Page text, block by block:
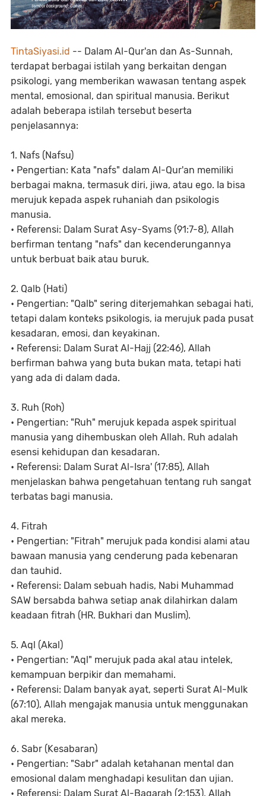
TintaSiyasi.id -- Dalam Al-Qur'an dan As-Sunnah,
terdapat berbagai istilah yang berkaitan dengan
psikologi, yang memberikan wawasan tentang aspek
mental, emosional, dan spiritual manusia. Berikut
adalah beberapa istilah tersebut beserta
penjelasannya:
1. Nafs (Nafsu)
• Pengertian: Kata "nafs" dalam Al-Qur'an memiliki
berbagai makna, termasuk diri, jiwa, atau ego. Ia bisa
merujuk kepada aspek ruhaniah dan psikologis
manusia.
• Referensi: Dalam Surat Asy-Syams (91:7-8), Allah
berfirman tentang "nafs" dan kecenderungannya
untuk berbuat baik atau buruk.
2. Qalb (Hati)
• Pengertian: "Qalb" sering diterjemahkan sebagai hati,
tetapi dalam konteks psikologis, ia merujuk pada pusat
kesadaran, emosi, dan keyakinan.
• Referensi: Dalam Surat Al-Hajj (22:46), Allah
berfirman bahwa yang buta bukan mata, tetapi hati
yang ada di dalam dada.
3. Ruh (Roh)
• Pengertian: "Ruh" merujuk kepada aspek spiritual
manusia yang dihembuskan oleh Allah. Ruh adalah
esensi kehidupan dan kesadaran.
• Referensi: Dalam Surat Al-Isra' (17:85), Allah
menjelaskan bahwa pengetahuan tentang ruh sangat
terbatas bagi manusia.
4. Fitrah
• Pengertian: "Fitrah" merujuk pada kondisi alami atau
bawaan manusia yang cenderung pada kebenaran
dan tauhid.
• Referensi: Dalam sebuah hadis, Nabi Muhammad
SAW bersabda bahwa setiap anak dilahirkan dalam
keadaan fitrah (HR. Bukhari dan Muslim).
5. Aql (Akal)
• Pengertian: "Aql" merujuk pada akal atau intelek,
kemampuan berpikir dan memahami.
• Referensi: Dalam banyak ayat, seperti Surat Al-Mulk
(67:10), Allah mengajak manusia untuk menggunakan
akal mereka.
6. Sabr (Kesabaran)
• Pengertian: "Sabr" adalah ketahanan mental dan
emosional dalam menghadapi kesulitan dan ujian.
• Referensi: Dalam Surat Al-Baqarah (2:153), Allah